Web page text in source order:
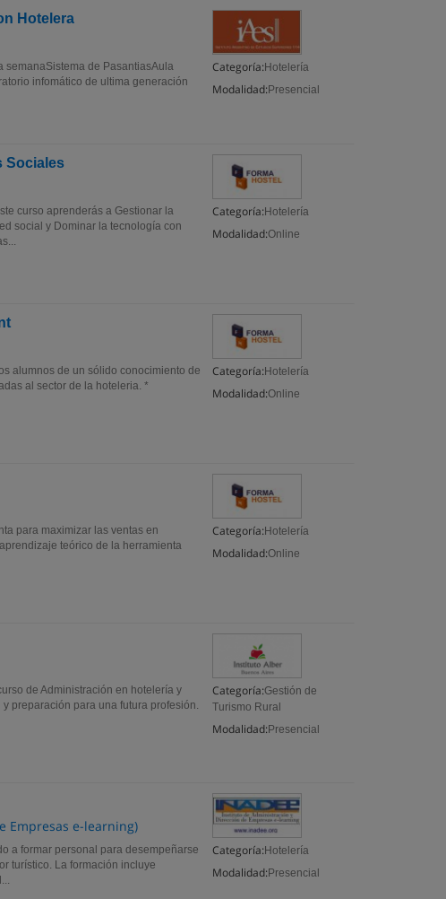
Hotelera
Categoría: Hotelería
Modalidad: Presencial
semanaSistema de PasantiasAula
infomático de ultima generación
Sociales
Categoría: Hotelería
Modalidad:Online
curso aprenderás a Gestionar la
social y Dominar la tecnología con
Categoría: Hotelería
Modalidad:Online
alumnos de un sólido conocimiento de
al sector de la hoteleria. *
Categoría: Hotelería
Modalidad:Online
para maximizar las ventas en
teórico de la herramienta
Categoría:Gestión de
Turismo Rural
Modalidad: Presencial
de Administración en hotelería y
preparación para una futura profesión.
Empresas e-learning)
Categoría: Hotelería
Modalidad: Presencial
a formar personal para desempeñarse
turístico. La formación incluye